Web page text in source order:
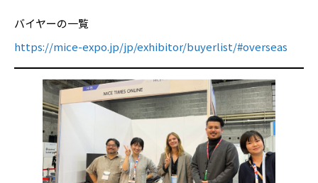
バイヤーの一覧
https://mice-expo.jp/jp/exhibitor/buyerlist/#overseas